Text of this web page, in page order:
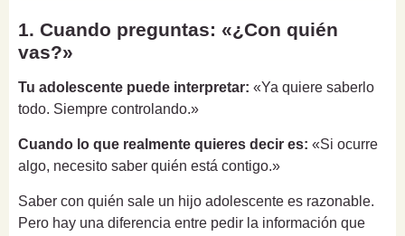
1. Cuando preguntas: «¿Con quién
vas?»
Tu adolescente puede interpretar: «Ya quiere saberlo
todo. Siempre controlando.»
Cuando lo que realmente quieres decir es: «Si ocurre
algo, necesito saber quién está contigo.»
Saber con quién sale un hijo adolescente es razonable.
Pero hay una diferencia entre pedir la información que